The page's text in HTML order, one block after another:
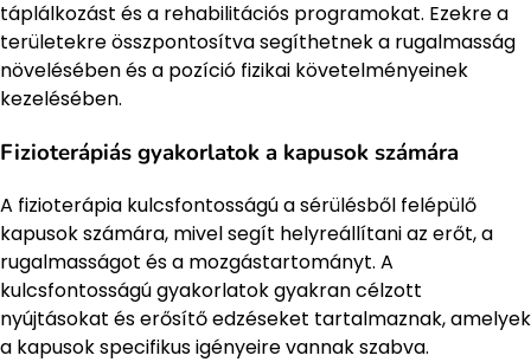
táplálkozást és a rehabilitációs programokat. Ezekre a
területekre összpontosítva segíthetnek a rugalmasság
növelésében és a pozíció fizikai követelményeinek
kezelésében.
Fizioterápiás gyakorlatok a kapusok számára
A fizioterápia kulcsfontosságú a sérülésből felépülő
kapusok számára, mivel segít helyreállítani az erőt, a
rugalmasságot és a mozgástartományt. A
kulcsfontosságú gyakorlatok gyakran célzott
nyújtásokat és erősítő edzéseket tartalmaznak, amelyek
a kapusok specifikus igényeire vannak szabva.